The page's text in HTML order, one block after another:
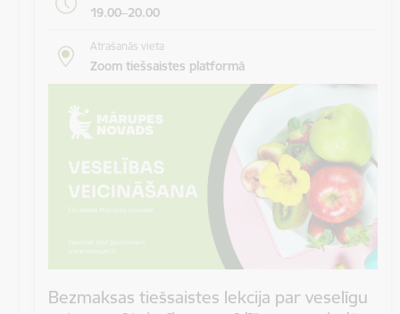
19.00–20.00
Atrašanās vieta
Zoom tiešsaistes platformā
Bezmaksas tiešsaistes lekcija par veselīgu